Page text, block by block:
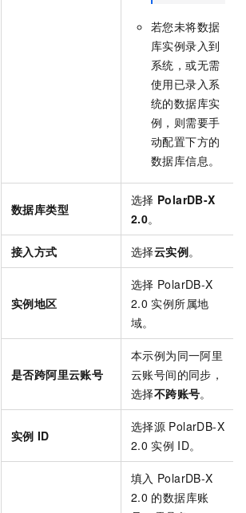
若您未将数据
库实例录入到
系统，或无需
使用已录入系
统的数据库实
例，则需要手
动配置下方的
数据库信息。
数据库类型
选择 PolarDB-X
2.0。
接入方式 选择云实例。
实例地区
选择 PolarDB-X
2.0 实例所属地
域。
是否跨阿里云账号
本示例为同一阿里
云账号间的同步，
选择不跨账号。
实例 ID
选择源 PolarDB-X
2.0 实例 ID。
填入 PolarDB-X
2.0 的数据库账